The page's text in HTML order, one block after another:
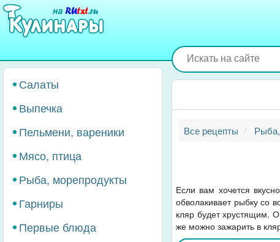
Перейти
основному
Салаты
Выпечка
Пельмени, вареники
Мясо, птица
Рыба, морепродукты
Гарниры
Первые блюда
Все рецепты
Если вам хочется
обволакивает рыбку со
кляр будет хрустящим.
же можно зажарить в